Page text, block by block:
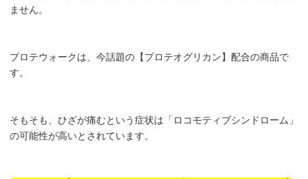
ません。
プロテウォークは、今話題の【プロテオグリカン】配合の商品で
す。
そもそも、ひざが痛むという症状は「ロコモティブシンドローム」
の可能性が高いとされています。